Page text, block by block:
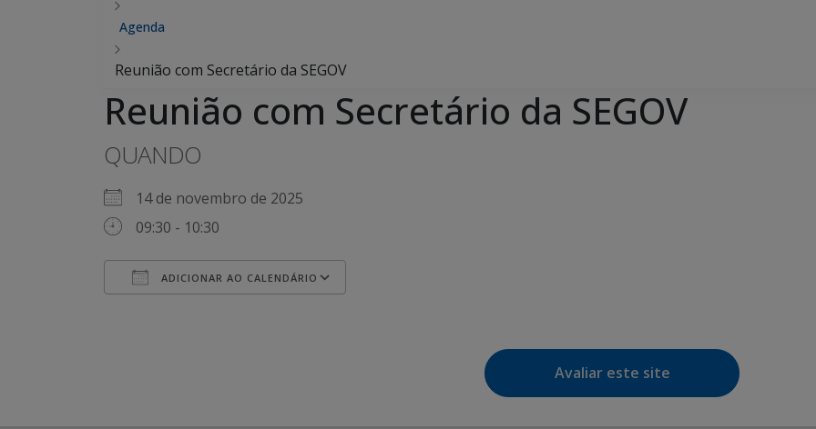
Agenda
Reunião com Secretário da SEGOV
Reunião com Secretário da SEGOV
QUANDO
14 de novembro de 2025
09:30 - 10:30
ADICIONAR AO CALENDÁRIO
Avaliar este site